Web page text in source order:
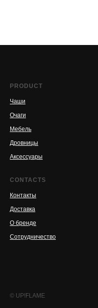
PRODUCT
Чаши
Очаги
Мебель
Дровницы
Аксессуары
CONTACTS
Контакты
Доставка
О бренде
Сотрудничество
© UP!FLAME